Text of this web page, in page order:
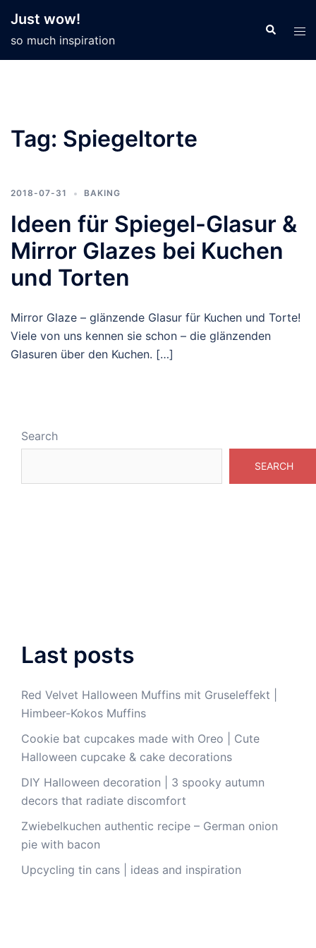
content
Just wow!
so much inspiration
Tag: Spiegeltorte
2018-07-31 BAKING
Ideen für Spiegel-Glasur &
Mirror Glazes bei Kuchen
und Torten
Mirror Glaze – glänzende Glasur für Kuchen und Torte!
Viele von uns kennen sie schon – die glänzenden
Glasuren über den Kuchen. […]
Search
SEARCH
Last posts
Red Velvet Halloween Muffins mit Gruseleffekt |
Himbeer-Kokos Muffins
Cookie bat cupcakes made with Oreo | Cute
Halloween cupcake & cake decorations
DIY Halloween decoration | 3 spooky autumn
decors that radiate discomfort
Zwiebelkuchen authentic recipe – German onion
pie with bacon
Upcycling tin cans | ideas and inspiration